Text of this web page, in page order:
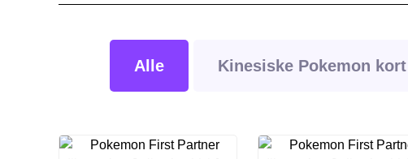
Alle Kinesiske Pokemon kort